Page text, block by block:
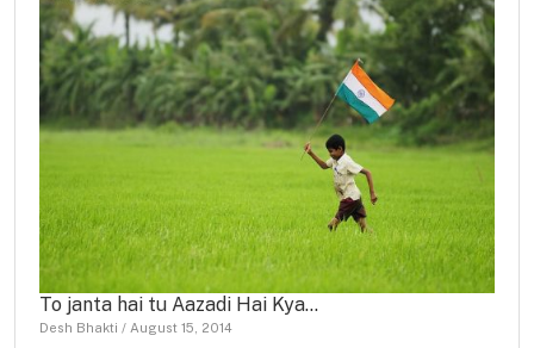
To janta hai tu Aazadi Hai Kya…
Desh Bhakti / August 15, 2014